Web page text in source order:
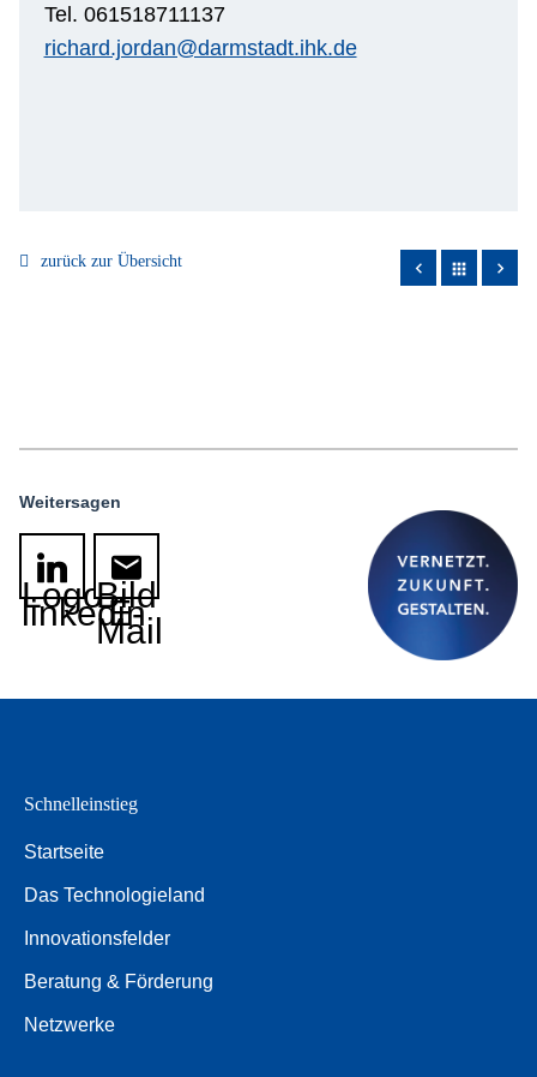
Tel. 061518711137
richard.jordan@darmstadt.ihk.de
zurück zur Übersicht apps
Weitersagen
Logo
linkedin
Bild
E-
Mail
Schnelleinstieg
Startseite
Das Technologieland
Innovationsfelder
Beratung & Förderung
Netzwerke